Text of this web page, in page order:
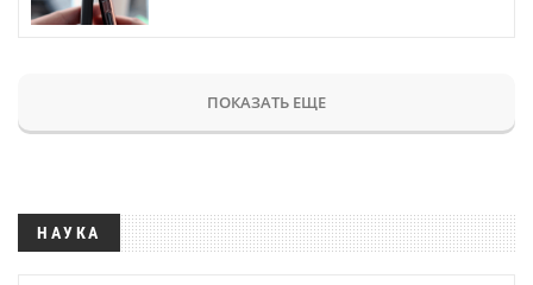
ПОКАЗАТЬ ЕЩЕ
НАУКА